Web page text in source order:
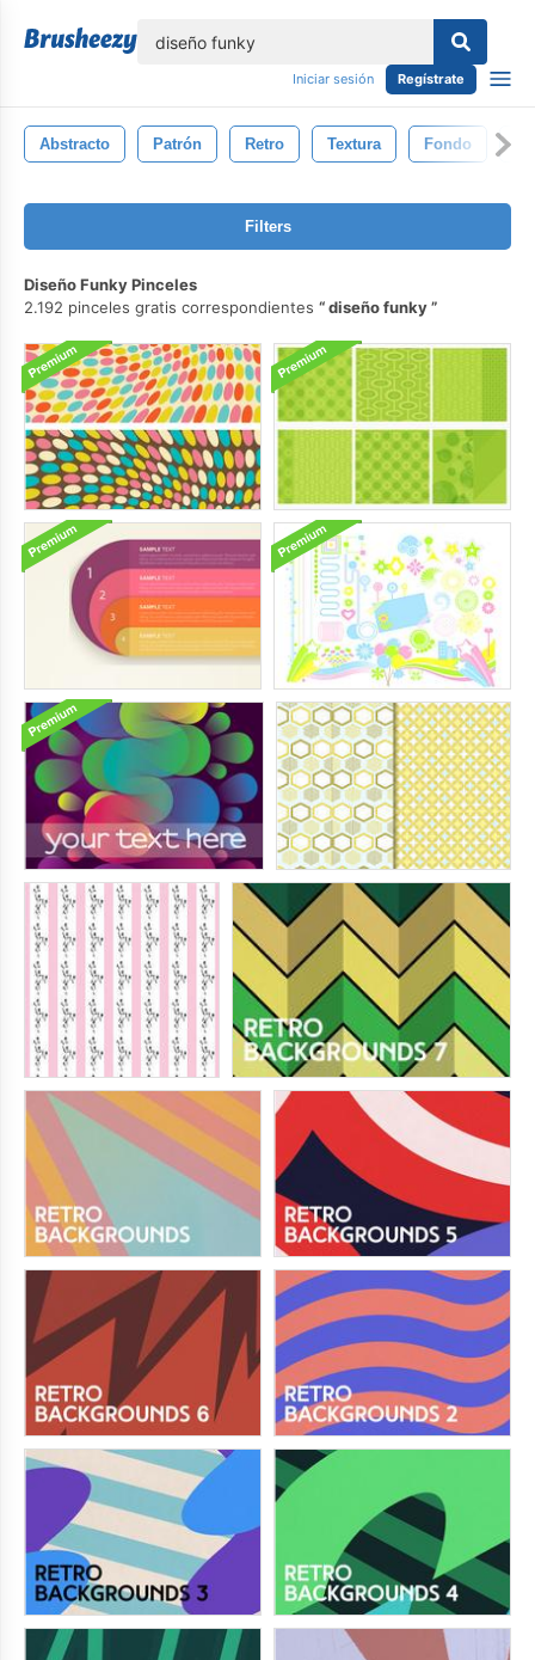
Iniciar sesión Regístrate
Abstracto Patrón Retro Textura Fondo
Filters
Diseño Funky Pinceles
2.192 pinceles gratis correspondientes
diseño funky